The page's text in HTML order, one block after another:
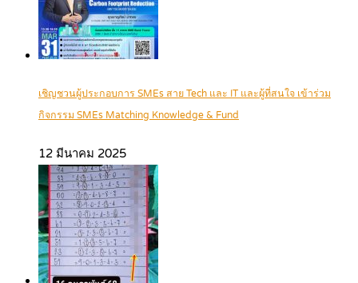
เชิญชวนผู้ประกอบการ SMEs สาย Tech และ IT และผู้ที่สนใจ เข้าร่วม
กิจกรรม SMEs Matching Knowledge & Fund
12 มีนาคม 2025